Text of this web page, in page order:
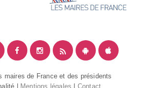
maires de France et des présidents
|
Mentions légales Contact